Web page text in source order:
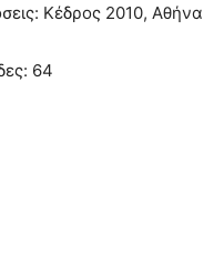
Κέδρος 2010, Αθήνα
64